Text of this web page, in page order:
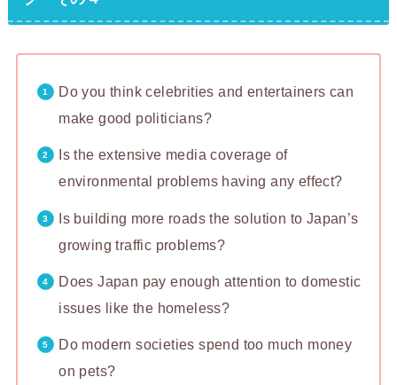
Do you think celebrities and entertainers can
make good politicians?
Is the extensive media coverage of
environmental problems having any effect?
Is building more roads the solution to Japan’s
growing traffic problems?
Does Japan pay enough attention to domestic
issues like the homeless?
Do modern societies spend too much money
on pets?